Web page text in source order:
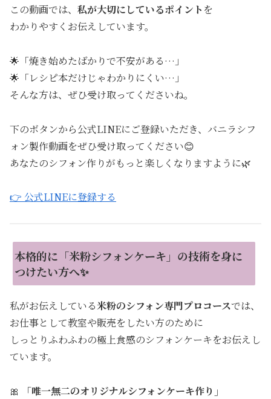
この動画では、 私が大切にしているポイント を
わかりやすくお伝えしています。
🌟「焼き始めたばかりで不安がある…」
🌟「レシピ本だけじゃわかりにくい…」
そんな方は、ぜひ受け取ってくださいね。
下のボタンから公式LINEにご登録いただき、バニラシフ
ォン製作動画をぜひ受け取ってください😊
あなたのシフォン作りがもっと楽しくなりますように🌿
👉 公式LINEに登録する
本格的に「米粉シフォンケーキ」の技術を身に
つけたい方へ✨
私がお伝えしている米粉のシフォン専門プロコースでは、
お仕事として教室や販売をしたい方のために
しっとりふわふわの極上食感のシフォンケーキをお伝えし
ています。
🎀
「唯一無二のオリジナルシフォンケーキ作り」